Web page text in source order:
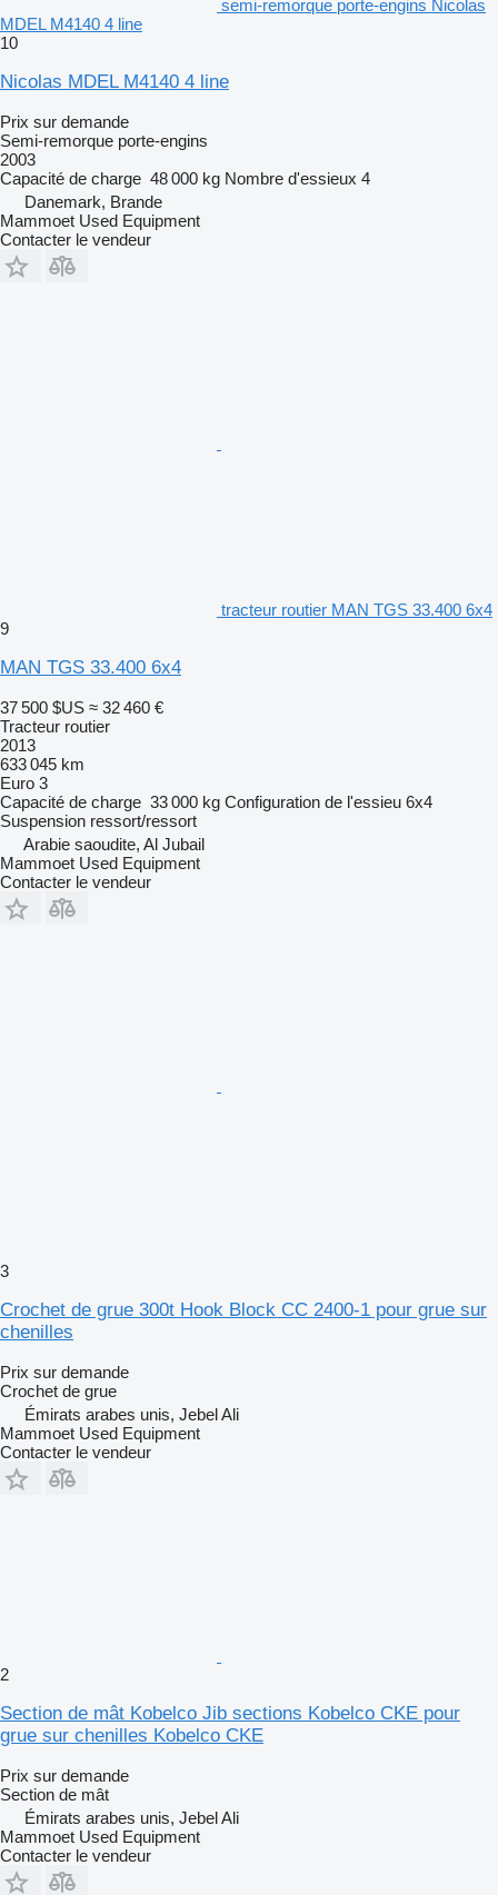
semi-remorque porte-engins Nicolas
MDEL M4140 4 line
10
Nicolas MDEL M4140 4 line
Prix sur demande
Semi-remorque porte-engins
2003
Capacité de charge 48 000 kg Nombre d'essieux 4
Danemark, Brande
Mammoet Used Equipment
Contacter le vendeur
tracteur routier MAN TGS 33.400 6x4
9
MAN TGS 33.400 6x4
37 500 $US ≈ 32 460 €
Tracteur routier
2013
633 045 km
Euro 3
Capacité de charge 33 000 kg Configuration de l'essieu 6x4
Suspension ressort/ressort
Arabie saoudite, Al Jubail
Mammoet Used Equipment
Contacter le vendeur
3
Crochet de grue 300t Hook Block CC 2400-1 pour grue sur
chenilles
Prix sur demande
Crochet de grue
Émirats arabes unis, Jebel Ali
Mammoet Used Equipment
Contacter le vendeur
2
Section de mât Kobelco Jib sections Kobelco CKE pour
grue sur chenilles Kobelco CKE
Prix sur demande
Section de mât
Émirats arabes unis, Jebel Ali
Mammoet Used Equipment
Contacter le vendeur